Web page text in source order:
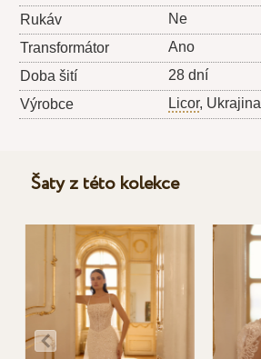
Rukáv
Ne
Transformátor
Ano
Doba šití
28 dní
Výrobce
Licor, Ukrajina
Šaty z této kolekce